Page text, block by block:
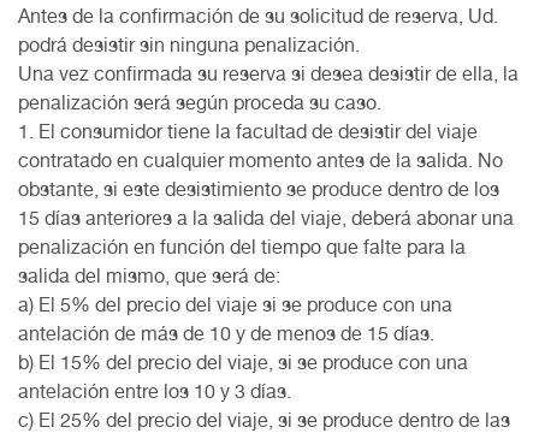
Antes de la confirmación de su solicitud de reserva, Ud.
podrá desistir sin ninguna penalización.
Una vez confirmada su reserva si desea desistir de ella, la
penalización será según proceda su caso.
1. El consumidor tiene la facultad de desistir del viaje
contratado en cualquier momento antes de la salida. No
obstante, si este desistimiento se produce dentro de los
15 días anteriores a la salida del viaje, deberá abonar una
penalización en función del tiempo que falte para la
salida del mismo, que será de:
a) El 5% del precio del viaje si se produce con una
antelación de más de 10 y de menos de 15 días.
b) El 15% del precio del viaje, si se produce con una
antelación entre los 10 y 3 días.
c) El 25% del precio del viaje, si se produce dentro de las